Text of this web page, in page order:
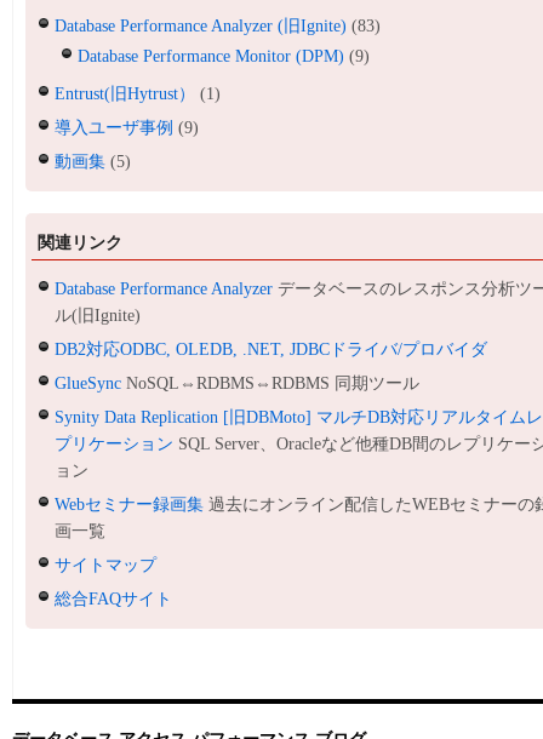
Database Performance Analyzer (旧Ignite) (83)
Database Performance Monitor (DPM) (9)
Entrust(旧Hytrust）
(1)
導入ユーザ事例 (9)
動画集 (5)
関連リンク
Database Performance Analyzer データベースのレスポンス分析ツ
ル(旧Ignite)
DB2対応ODBC, OLEDB, .NET, JDBCドライバ/プロバイダ
GlueSync NoSQL⇔RDBMS⇔RDBMS 同期ツール
Synity Data Replication [旧DBMoto] マルチDB対応リアルタイムレ
プリケーション SQL Server、Oracleなど他種DB間のレプリケー
ョン
Webセミナー録画集 過去にオンライン配信したWEBセミナーの
画一覧
サイトマップ
総合FAQサイト